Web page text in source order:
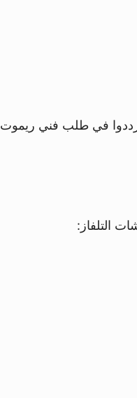
في طلب فني ريموت
التلفاز: